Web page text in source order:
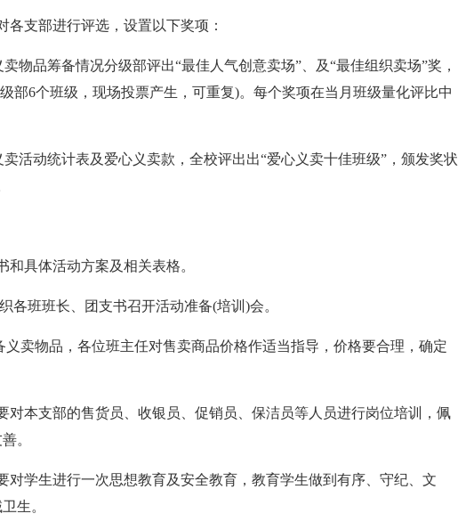
各支部进行评选，设置以下奖项：
物品筹备情况分级部评出“最佳人气创意卖场”、及“最佳组织卖场”奖，
部6个班级，现场投票产生，可重复)。每个奖项在当月班级量化评比中
活动统计表及爱心义卖款，全校评出出“爱心义卖十佳班级”，颁发奖状
和具体活动方案及相关表格。
各班班长、团支书召开活动准备(培训)会。
义卖物品，各位班主任对售卖商品价格作适当指导，价格要合理，确定
对本支部的售货员、收银员、促销员、保洁员等人员进行岗位培训，佩
。
对学生进行一次思想教育及安全教育，教育学生做到有序、守纪、文
生。